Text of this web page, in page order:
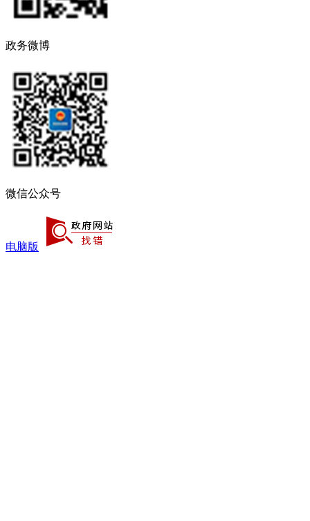
政务微博
微信公众号
电脑版